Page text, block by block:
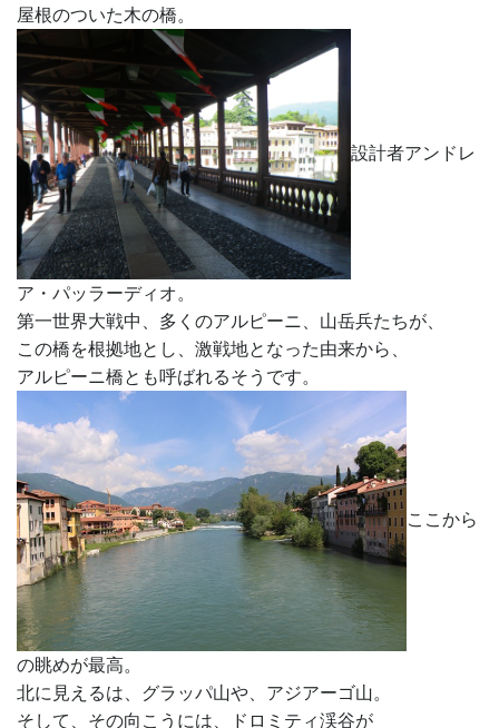
屋根のついた木の橋。
設計者アンドレ
ア・パッラーディオ。
第一世界大戦中、多くのアルピーニ、山岳兵たちが、
この橋を根拠地とし、激戦地となった由来から、
アルピーニ橋とも呼ばれるそうです。
ここから
の眺めが最高。
北に見えるは、グラッパ山や、アジアーゴ山。
そして、その向こうには、ドロミティ渓谷が